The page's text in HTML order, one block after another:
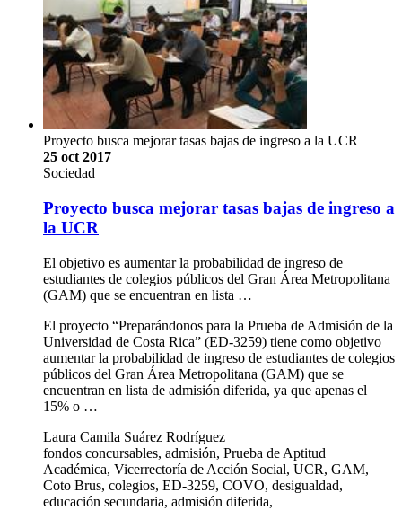
Proyecto busca mejorar tasas bajas de ingreso a la UCR
25 oct 2017
Sociedad
Proyecto busca mejorar tasas bajas de ingreso a
la UCR
El objetivo es aumentar la probabilidad de ingreso de
estudiantes de colegios públicos del Gran Área Metropolitana
(GAM) que se encuentran en lista …
El proyecto “Preparándonos para la Prueba de Admisión de la
Universidad de Costa Rica” (ED-3259) tiene como objetivo
aumentar la probabilidad de ingreso de estudiantes de colegios
públicos del Gran Área Metropolitana (GAM) que se
encuentran en lista de admisión diferida, ya que apenas el
15% o …
Laura Camila Suárez Rodríguez
fondos concursables, admisión, Prueba de Aptitud
Académica, Vicerrectoría de Acción Social, UCR, GAM,
Coto Brus, colegios, ED-3259, COVO, desigualdad,
educación secundaria, admisión diferida,